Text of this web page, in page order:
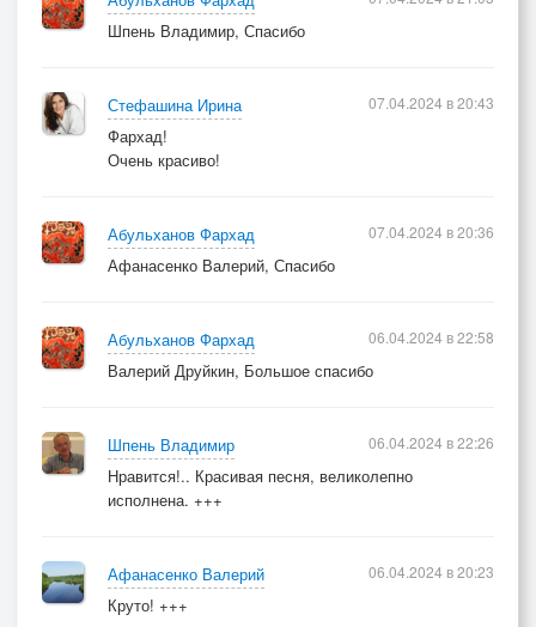
Шпень Владимир, Спасибо
Стефашина Ирина
Фархад!
Очень красиво!
07.04.2024 в 20:43
Абульханов Фархад
Афанасенко Валерий, Спасибо
07.04.2024 в 20:36
Абульханов Фархад
Валерий Друйкин, Большое спасибо
06.04.2024 в 22:58
Шпень Владимир
Нравится!.. Красивая песня, великолепно
исполнена. +++
06.04.2024 в 22:26
Афанасенко Валерий
Круто! +++
06.04.2024 в 20:23